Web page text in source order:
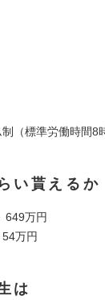
（標準労働時間8
い貰えるか
万円
万円
は